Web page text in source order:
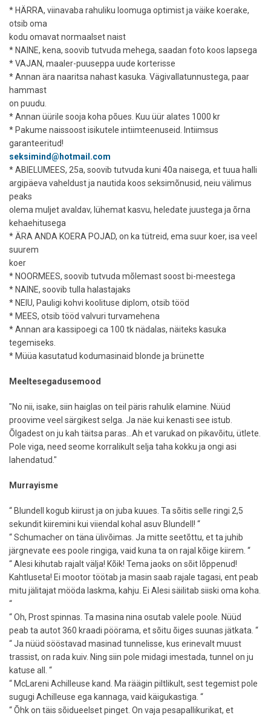
* HÄRRA, viinavaba rahuliku loomuga optimist ja väike koerake,
otsib oma
kodu omavat normaalset naist
* NAINE, kena, soovib tutvuda mehega, saadan foto koos lapsega
* VAJAN, maaler-puuseppa uude korterisse
* Annan ära naaritsa nahast kasuka. Vägivallatunnustega, paar
hammast
on puudu.
* Annan üürile sooja koha põues. Kuu üür alates 1000 kr
* Pakume naissoost isikutele intiimteenuseid. Intiimsus
garanteeritud!
seksimind@hotmail.com
* ABIELUMEES, 25a, soovib tutvuda kuni 40a naisega, et tuua halli
argipäeva vaheldust ja nautida koos seksimõnusid, neiu välimus
peaks
olema muljet avaldav, lühemat kasvu, heledate juustega ja õrna
kehaehitusega
* ÄRA ANDA KOERA POJAD, on ka tütreid, ema suur koer, isa veel
suurem
koer
* NOORMEES, soovib tutvuda mõlemast soost bi-meestega
* NAINE, soovib tulla halastajaks
* NEIU, Pauligi kohvi koolituse diplom, otsib tööd
* MEES, otsib tööd valvuri turvamehena
* Annan ara kassipoegi ca 100 tk nädalas, näiteks kasuka
tegemiseks.
* Müüa kasutatud kodumasinaid blonde ja brünette
Meeltesegadusemood
"No nii, isake, siin haiglas on teil päris rahulik elamine. Nüüd
proovime veel särgikest selga. Ja näe kui kenasti see istub.
Õlgadest on ju kah täitsa paras...Ah et varukad on pikavõitu, ütlete.
Pole viga, need seome korralikult selja taha kokku ja ongi asi
lahendatud."
Murrayisme
“ Blundell kogub kiirust ja on juba kuues. Ta sõitis selle ringi 2,5
sekundit kiiremini kui viiendal kohal asuv Blundell! “
“ Schumacher on täna ülivõimas. Ja mitte seetõttu, et ta juhib
järgnevate ees poole ringiga, vaid kuna ta on rajal kõige kiirem. “
“ Alesi kihutab rajalt välja! Kõik! Tema jaoks on sõit lõppenud!
Kahtluseta! Ei mootor töötab ja masin saab rajale tagasi, ent peab
mitu jälitajat mööda laskma, kahju. Ei Alesi säilitab siiski oma koha.
“
“ Oh, Prost spinnas. Ta masina nina osutab valele poole. Nüüd
peab ta autot 360 kraadi pöörama, et sõitu õiges suunas jätkata. “
“ Ja nüüd sööstavad masinad tunnelisse, kus erinevalt muust
trassist, on rada kuiv. Ning siin pole midagi imestada, tunnel on ju
katuse all. “
“ McLareni Achilleuse kand. Ma räägin piltlikult, sest tegemist pole
sugugi Achilleuse ega kannaga, vaid käigukastiga. “
“ Õhk on täis sõidueelset pinget. On vaja pesapallikurikat, et